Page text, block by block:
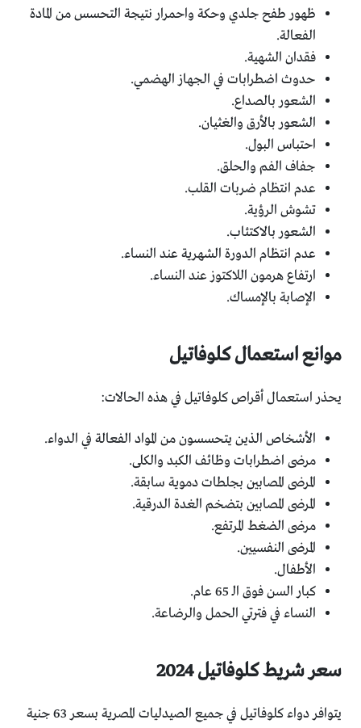
ظهور طفح جلدي وحكة واحمرار نتيجة التحسس من المادة
الفعالة.
فقدان الشهية.
حدوث اضطرابات في الجهاز الهضمي.
الشعور بالصداع.
الشعور بالأرق والغثيان.
احتباس البول.
جفاف الفم والحلق.
عدم انتظام ضربات القلب.
تشوش الرؤية.
الشعور بالاكتئاب.
عدم انتظام الدورة الشهرية عند النساء.
ارتفاع هرمون اللاكتوز عند النساء.
الإصابة بالإمساك.
موانع استعمال كلوفاتيل
يحذر استعمال أقراص كلوفاتيل في هذه الحالات:
الأشخاص الذين يتحسسون من المواد الفعالة في الدواء.
مرضى اضطرابات وظائف الكبد والكلى.
المرضى المصابين بجلطات دموية سابقة.
المرضى المصابين بتضخم الغدة الدرقية.
مرضى الضغط المرتفع.
المرضى النفسيين.
الأطفال.
كبار السن فوق الـ 65 عام.
النساء في فترتي الحمل والرضاعة.
سعر شريط كلوفاتيل 2024
يتوافر دواء كلوفاتيل في جميع الصيدليات المصرية بسعر 63 جنية